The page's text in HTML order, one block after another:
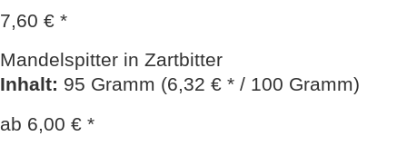
7,60 € *
Mandelspitter in Zartbitter
Inhalt: 95 Gramm (6,32 € * / 100 Gramm)
ab 6,00 € *